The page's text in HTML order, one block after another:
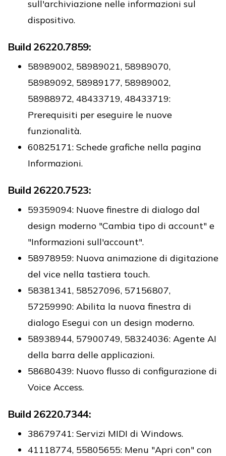
sull'archiviazione nelle informazioni sul
dispositivo.
Build 26220.7859:
58989002, 58989021, 58989070,
58989092, 58989177, 58989002,
58988972, 48433719, 48433719:
Prerequisiti per eseguire le nuove
funzionalità.
60825171: Schede grafiche nella pagina
Informazioni.
Build 26220.7523:
59359094: Nuove finestre di dialogo dal
design moderno "Cambia tipo di account" e
"Informazioni sull'account".
58978959: Nuova animazione di digitazione
del vice nella tastiera touch.
58381341, 58527096, 57156807,
57259990: Abilita la nuova finestra di
dialogo Esegui con un design moderno.
58938944, 57900749, 58324036: Agente AI
della barra delle applicazioni.
58680439: Nuovo flusso di configurazione di
Voice Access.
Build 26220.7344:
38679741: Servizi MIDI di Windows.
41118774, 55805655: Menu "Apri con" con